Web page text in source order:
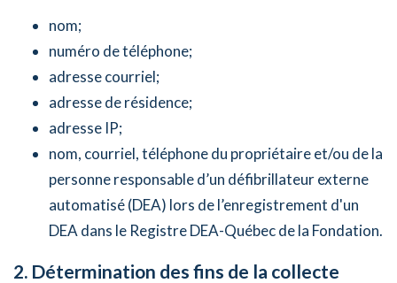
nom;
numéro de téléphone;
adresse courriel;
adresse de résidence;
adresse IP;
nom, courriel, téléphone du propriétaire et/ou de la
personne responsable d’un défibrillateur externe
automatisé (DEA) lors de l’enregistrement d'un
DEA dans le Registre DEA-Québec de la Fondation.
2. Détermination des fins de la collecte